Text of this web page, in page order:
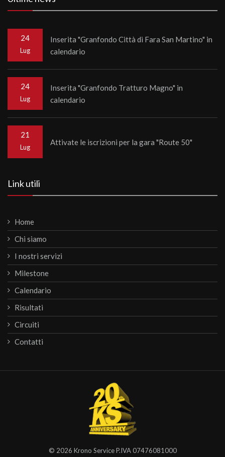
24
Lug
Inserita "Granfondo Città di Fara San Martino" in
calendario
24
Lug
Inserita "Granfondo Tratturo Magno" in
calendario
21
Lug
Attivate le iscrizioni per la gara "Route 50"
Link utili
Home
Chi siamo
I nostri servizi
Milestone
Calendario
Risultati
Circuiti
Contatti
© 2026 Krono ServiceP.IVA 07476081000